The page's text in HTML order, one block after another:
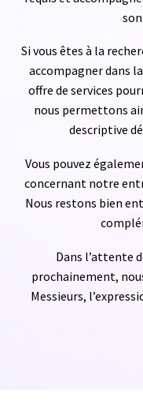
Si vous êtes à la
accompagner dans
offre de services
nous permettons
descriptive
Vous pouvez
concernant notre
Nous restons bien
Dans l’attente
prochainement,
Messieurs,